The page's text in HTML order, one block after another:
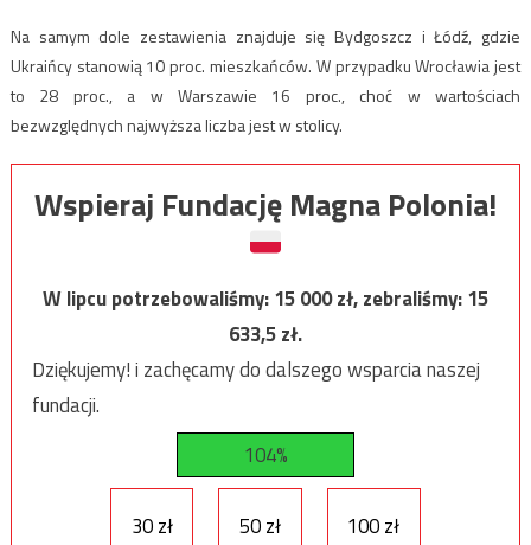
Na samym dole zestawienia znajduje się Bydgoszcz i Łódź, gdzie
Ukraińcy stanowią 10 proc. mieszkańców. W przypadku Wrocławia jest
to 28 proc., a w Warszawie 16 proc., choć w wartościach
bezwzględnych najwyższa liczba jest w stolicy.
Wspieraj Fundację Magna Polonia!
W lipcu potrzebowaliśmy:15 000zł, zebraliśmy:15
633,5zł.
Dziękujemy! i zachęcamy do dalszego wsparcia naszej
fundacji.
104%
30 zł 50 zł 100 zł